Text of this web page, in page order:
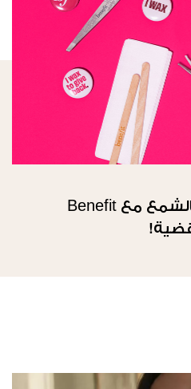
إزالة شعر الحواجب بالشمع مع Benefit